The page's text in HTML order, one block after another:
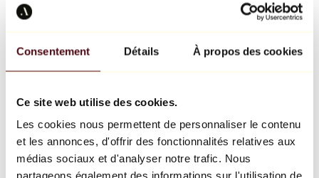
Consentement Détails À propos des cookies
Ce site web utilise des cookies.
Les cookies nous permettent de personnaliser le contenu
et les annonces, d'offrir des fonctionnalités relatives aux
médias sociaux et d'analyser notre trafic. Nous
partageons également des informations sur l'utilisation de
Richard Orlinski
Keith Haring
Jeff Koons
Jean-Michel Basquiat
Tous les designers
Œuvre de la semaine